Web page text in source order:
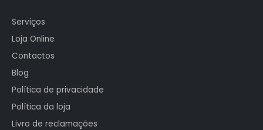
Serviços
Loja Online
Contactos
Blog
Política de privacidade
Política da loja
Livro de reclamações